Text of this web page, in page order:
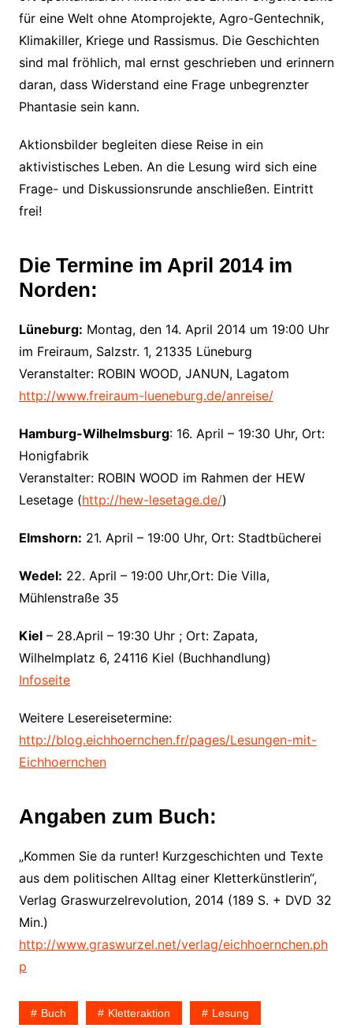
für eine Welt ohne Atomprojekte, Agro-Gentechnik,
Klimakiller, Kriege und Rassismus. Die Geschichten
sind mal fröhlich, mal ernst geschrieben und erinnern
daran, dass Widerstand eine Frage unbegrenzter
Phantasie sein kann.
Aktionsbilder begleiten diese Reise in ein
aktivistisches Leben. An die Lesung wird sich eine
Frage- und Diskussionsrunde anschließen. Eintritt
frei!
Die Termine im April 2014 im
Norden:
Lüneburg: Montag, den 14. April 2014 um 19:00 Uhr
im Freiraum, Salzstr. 1, 21335 Lüneburg
Veranstalter: ROBIN WOOD, JANUN, Lagatom
http://www.freiraum-lueneburg.de/anreise/
Hamburg-Wilhelmsburg: 16. April – 19:30 Uhr, Ort:
Honigfabrik
Veranstalter: ROBIN WOOD im Rahmen der HEW
Lesetage (http://hew-lesetage.de/)
Elmshorn: 21. April – 19:00 Uhr, Ort: Stadtbücherei
Wedel: 22. April – 19:00 Uhr,Ort: Die Villa,
Mühlenstraße 35
Kiel– 28.April – 19:30 Uhr ; Ort: Zapata,
Wilhelmplatz 6, 24116 Kiel (Buchhandlung)
Infoseite
Weitere Lesereisetermine:
http://blog.eichhoernchen.fr/pages/Lesungen-mit-
Eichhoernchen
Angaben zum Buch:
„Kommen Sie da runter! Kurzgeschichten und Texte
aus dem politischen Alltag einer Kletterkünstlerin“,
Verlag Graswurzelrevolution, 2014 (189 S. + DVD 32
Min.)
http://www.graswurzel.net/verlag/eichhoernchen.ph
p
Buch Kletteraktion Lesung